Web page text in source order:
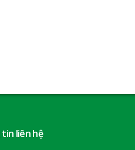
liên hệ